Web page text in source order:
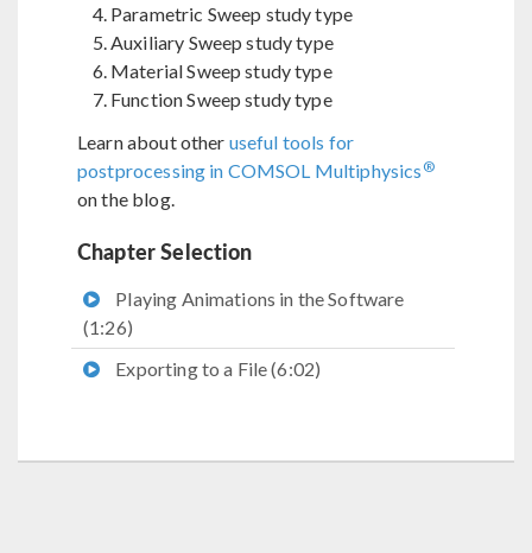
Parametric Sweep study type
Auxiliary Sweep study type
Material Sweep study type
Function Sweep study type
Learn about other useful tools for
postprocessing in COMSOL Multiphysics ®
on the blog.
Chapter Selection
Playing Animations in the Software
(1:26)
Exporting to a File (6:02)